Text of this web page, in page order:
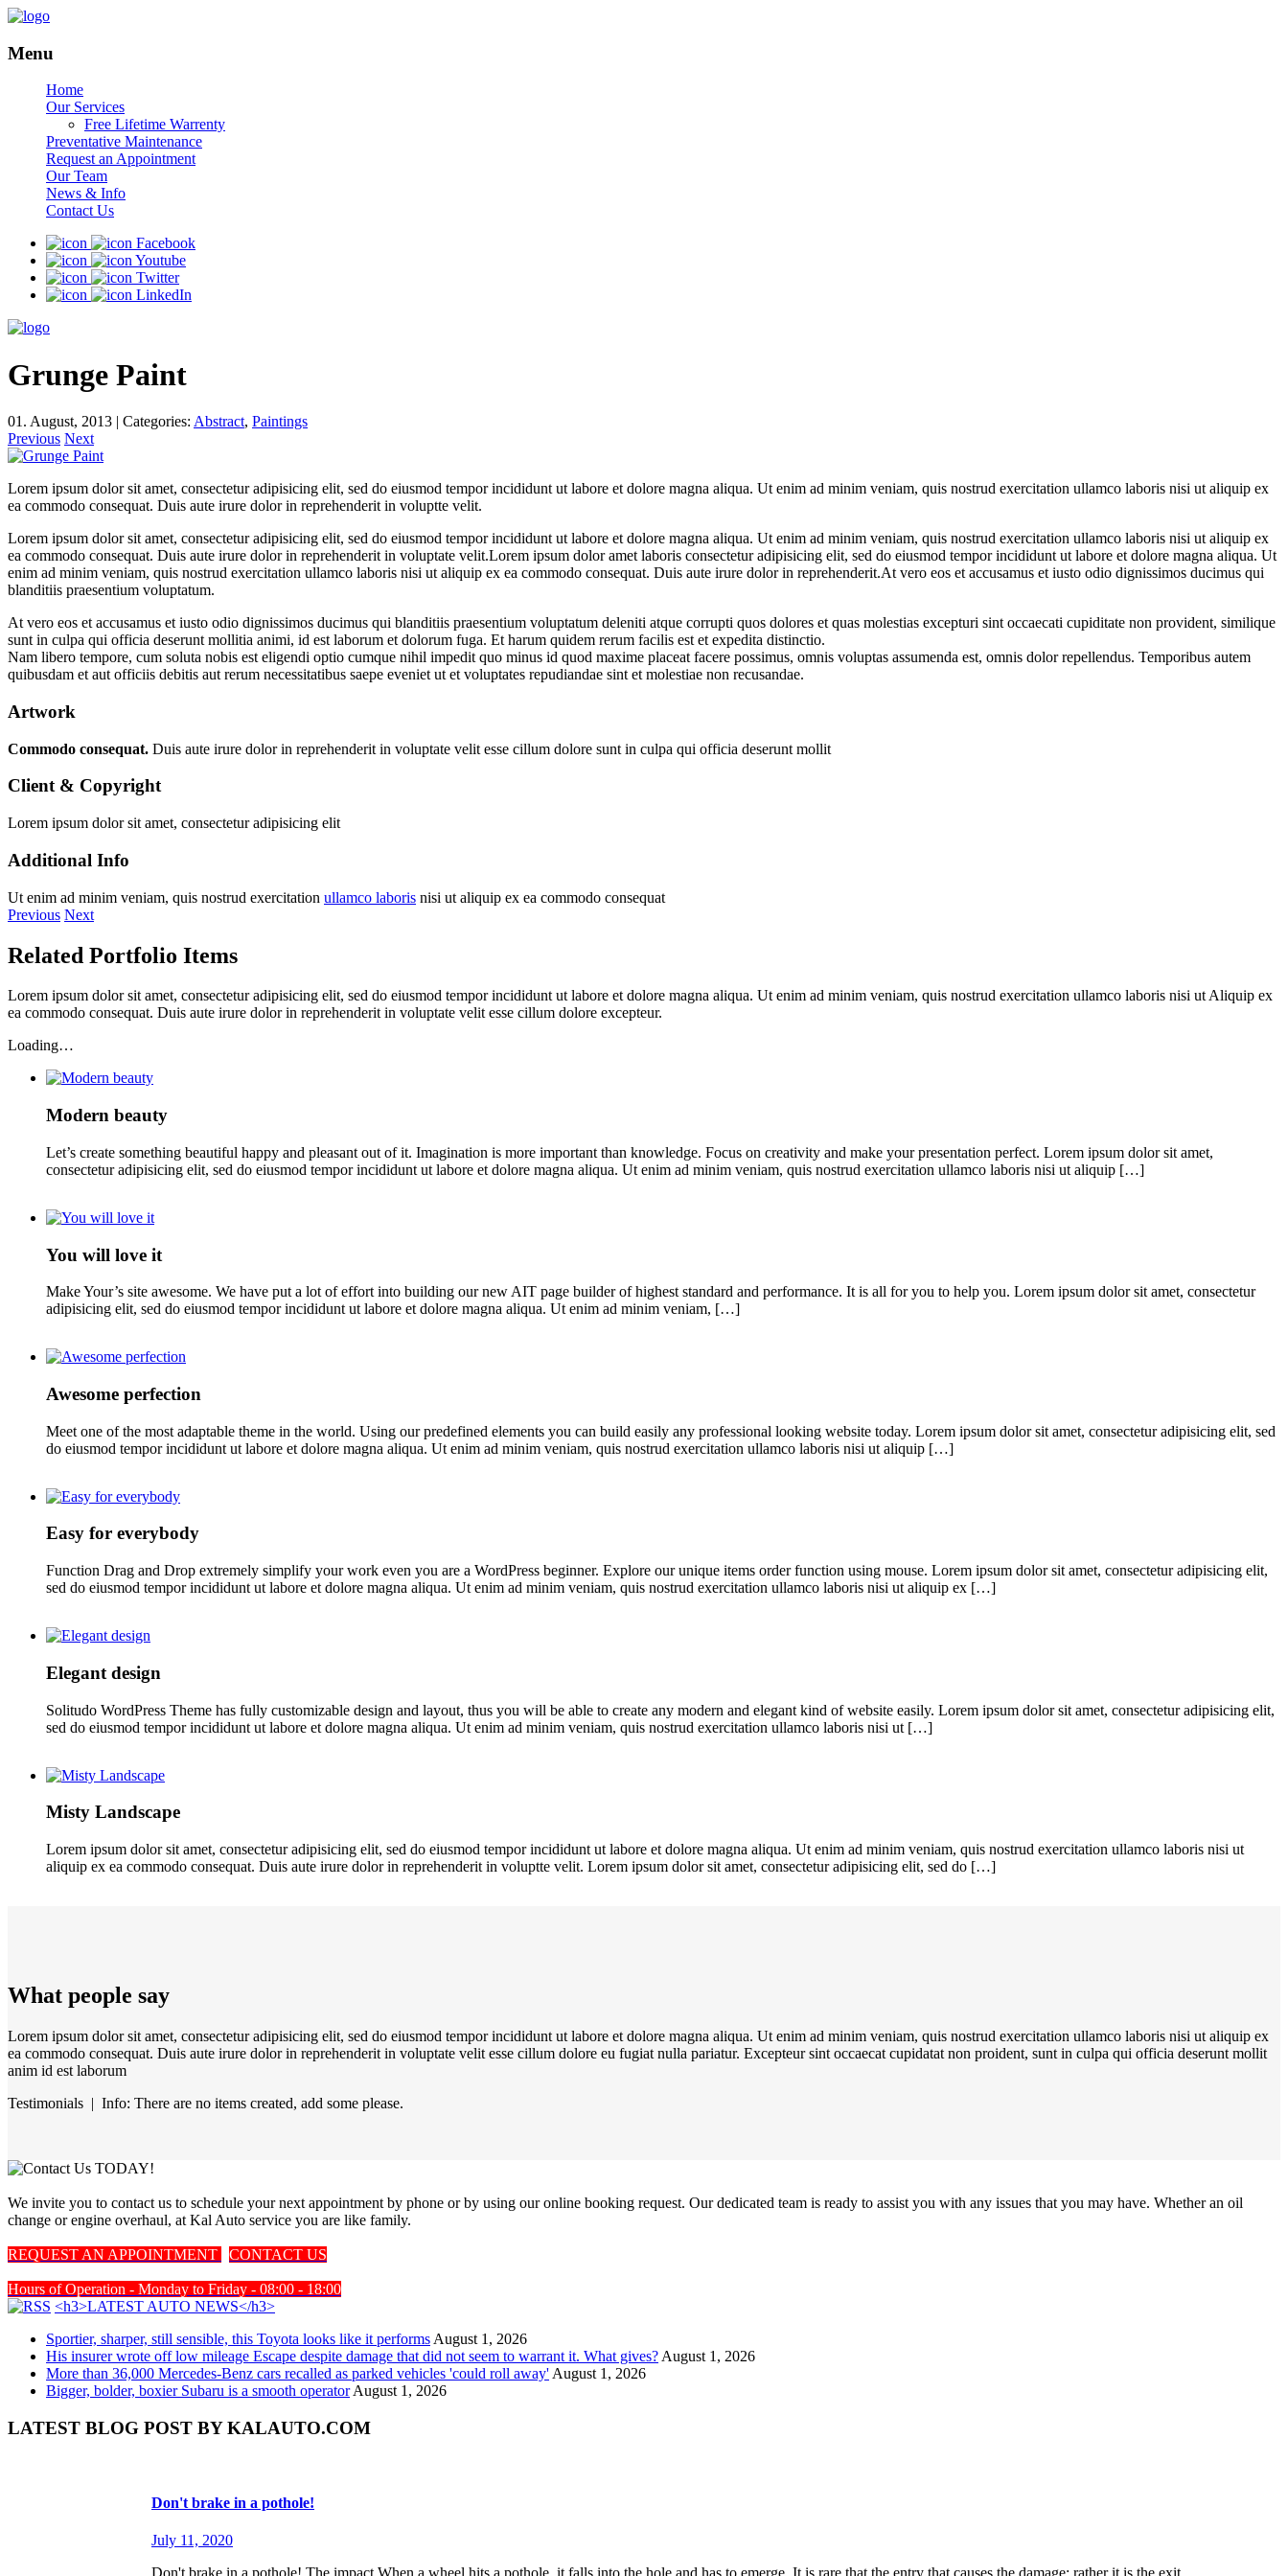
Menu
Home
Our Services
Free Lifetime Warrenty
Preventative Maintenance
Request an Appointment
Our Team
News & Info
Contact Us
Facebook
Youtube
Twitter
LinkedIn
Grunge Paint
01. August, 2013 | Categories: Abstract, Paintings
Previous Next
Lorem ipsum dolor sit amet, consectetur adipisicing elit, sed do eiusmod tempor incididunt ut labore et dolore magna aliqua. Ut enim ad minim veniam, quis nostrud exercitation ullamco laboris nisi ut aliquip ex
ea commodo consequat. Duis aute irure dolor in reprehenderit in voluptte velit.
Lorem ipsum dolor sit amet, consectetur adipisicing elit, sed do eiusmod tempor incididunt ut labore et dolore magna aliqua. Ut enim ad minim veniam, quis nostrud exercitation ullamco laboris nisi ut aliquip ex
ea commodo consequat. Duis aute irure dolor in reprehenderit in voluptate velit.Lorem ipsum dolor amet laboris consectetur adipisicing elit, sed do eiusmod tempor incididunt ut labore et dolore magna aliqua. Ut
enim ad minim veniam, quis nostrud exercitation ullamco laboris nisi ut aliquip ex ea commodo consequat. Duis aute irure dolor in reprehenderit.At vero eos et accusamus et iusto odio dignissimos ducimus qui
blanditiis praesentium voluptatum.
At vero eos et accusamus et iusto odio dignissimos ducimus qui blanditiis praesentium voluptatum deleniti atque corrupti quos dolores et quas molestias excepturi sint occaecati cupiditate non provident, similique
sunt in culpa qui officia deserunt mollitia animi, id est laborum et dolorum fuga. Et harum quidem rerum facilis est et expedita distinctio.
Nam libero tempore, cum soluta nobis est eligendi optio cumque nihil impedit quo minus id quod maxime placeat facere possimus, omnis voluptas assumenda est, omnis dolor repellendus. Temporibus autem
quibusdam et aut officiis debitis aut rerum necessitatibus saepe eveniet ut et voluptates repudiandae sint et molestiae non recusandae.
Artwork
Commodo consequat. Duis aute irure dolor in reprehenderit in voluptate velit esse cillum dolore sunt in culpa qui officia deserunt mollit
Client & Copyright
Lorem ipsum dolor sit amet, consectetur adipisicing elit
Additional Info
Ut enim ad minim veniam, quis nostrud exercitation ullamco laboris nisi ut aliquip ex ea commodo consequat
Previous Next
Related Portfolio Items
Lorem ipsum dolor sit amet, consectetur adipisicing elit, sed do eiusmod tempor incididunt ut labore et dolore magna aliqua. Ut enim ad minim veniam, quis nostrud exercitation ullamco laboris nisi ut Aliquip ex
ea commodo consequat. Duis aute irure dolor in reprehenderit in voluptate velit esse cillum dolore excepteur.
Loading…
Modern beauty
Let’s create something beautiful happy and pleasant out of it. Imagination is more important than knowledge. Focus on creativity and make your presentation perfect. Lorem ipsum dolor sit amet,
consectetur adipisicing elit, sed do eiusmod tempor incididunt ut labore et dolore magna aliqua. Ut enim ad minim veniam, quis nostrud exercitation ullamco laboris nisi ut aliquip […]
You will love it
Make Your’s site awesome. We have put a lot of effort into building our new AIT page builder of highest standard and performance. It is all for you to help you. Lorem ipsum dolor sit amet, consectetur
adipisicing elit, sed do eiusmod tempor incididunt ut labore et dolore magna aliqua. Ut enim ad minim veniam, […]
Awesome perfection
Meet one of the most adaptable theme in the world. Using our predefined elements you can build easily any professional looking website today. Lorem ipsum dolor sit amet, consectetur adipisicing elit, sed
do eiusmod tempor incididunt ut labore et dolore magna aliqua. Ut enim ad minim veniam, quis nostrud exercitation ullamco laboris nisi ut aliquip […]
Easy for everybody
Function Drag and Drop extremely simplify your work even you are a WordPress beginner. Explore our unique items order function using mouse. Lorem ipsum dolor sit amet, consectetur adipisicing elit,
sed do eiusmod tempor incididunt ut labore et dolore magna aliqua. Ut enim ad minim veniam, quis nostrud exercitation ullamco laboris nisi ut aliquip ex […]
Elegant design
Solitudo WordPress Theme has fully customizable design and layout, thus you will be able to create any modern and elegant kind of website easily. Lorem ipsum dolor sit amet, consectetur adipisicing elit,
sed do eiusmod tempor incididunt ut labore et dolore magna aliqua. Ut enim ad minim veniam, quis nostrud exercitation ullamco laboris nisi ut […]
Misty Landscape
Lorem ipsum dolor sit amet, consectetur adipisicing elit, sed do eiusmod tempor incididunt ut labore et dolore magna aliqua. Ut enim ad minim veniam, quis nostrud exercitation ullamco laboris nisi ut
aliquip ex ea commodo consequat. Duis aute irure dolor in reprehenderit in voluptte velit. Lorem ipsum dolor sit amet, consectetur adipisicing elit, sed do […]
What people say
Lorem ipsum dolor sit amet, consectetur adipisicing elit, sed do eiusmod tempor incididunt ut labore et dolore magna aliqua. Ut enim ad minim veniam, quis nostrud exercitation ullamco laboris nisi ut aliquip ex
ea commodo consequat. Duis aute irure dolor in reprehenderit in voluptate velit esse cillum dolore eu fugiat nulla pariatur. Excepteur sint occaecat cupidatat non proident, sunt in culpa qui officia deserunt mollit
anim id est laborum
Testimonials | Info: There are no items created, add some please.
We invite you to contact us to schedule your next appointment by phone or by using our online booking request. Our dedicated team is ready to assist you with any issues that you may have. Whether an oil
change or engine overhaul, at Kal Auto service you are like family.
REQUEST AN APPOINTMENT CONTACT US
Hours of Operation - Monday to Friday - 08:00 - 18:00
<h3>LATEST AUTO NEWS</h3>
Sportier, sharper, still sensible, this Toyota looks like it performs August 1, 2026
His insurer wrote off low mileage Escape despite damage that did not seem to warrant it. What gives? August 1, 2026
More than 36,000 Mercedes-Benz cars recalled as parked vehicles 'could roll away' August 1, 2026
Bigger, bolder, boxier Subaru is a smooth operator August 1, 2026
LATEST BLOG POST BY KALAUTO.COM
Don't brake in a pothole!
July 11, 2020
Don't brake in a pothole! The impact When a wheel hits a pothole, it falls into the hole and has to emerge. It is rare that the entry that causes the damage; rather it is the exit.